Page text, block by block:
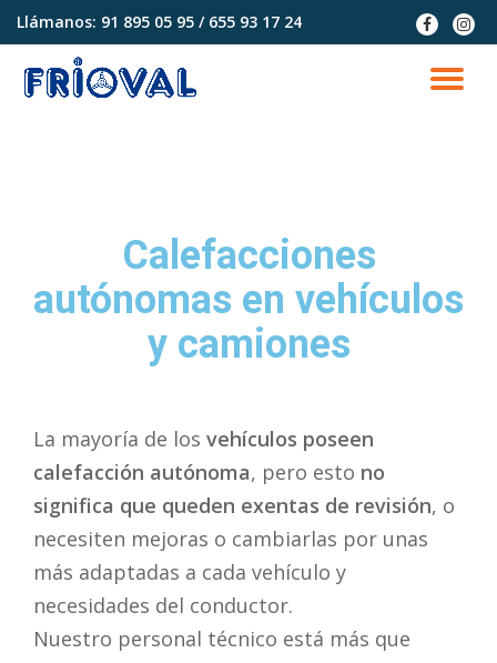
contenido
Llámanos: 91 895 05 95 / 655 93 17 24
fa-
facebook
fa-
Calefacciones
autónomas en vehículos
y camiones
La mayoría de los vehículos poseen
calefacción autónoma, pero esto no
significa que queden exentas de revisión, o
necesiten mejoras o cambiarlas por unas
más adaptadas a cada vehículo y
necesidades del conductor.
Nuestro personal técnico está más que